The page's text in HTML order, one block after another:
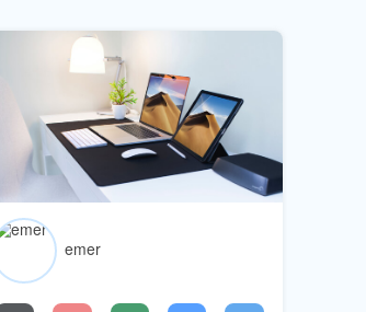
平台上建立强大的社交影
热门话题 微博 多媒体
emer